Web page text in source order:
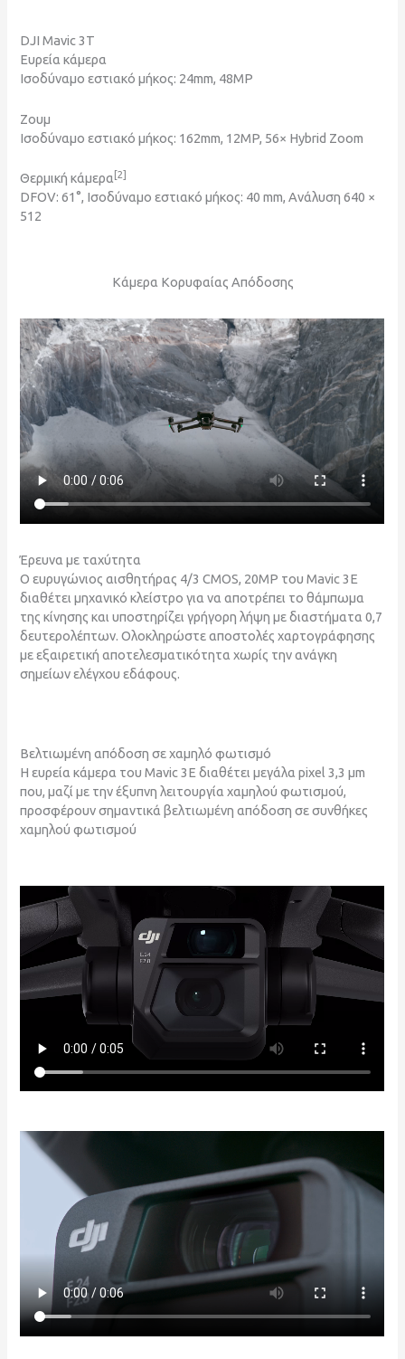
DJI Mavic 3T
Ευρεία κάμερα
Ισοδύναμο εστιακό μήκος: 24mm, 48MP
Ζουμ
Ισοδύναμο εστιακό μήκος: 162mm, 12MP, 56× Hybrid Zoom
Θερμική κάμερα [2]
DFOV: 61°, Ισοδύναμο εστιακό μήκος: 40 mm, Ανάλυση 640 ×
512
Κάμερα Κορυφαίας Απόδοσης
Έρευνα με ταχύτητα
Ο ευρυγώνιος αισθητήρας 4/3 CMOS, 20MP του Mavic 3E
διαθέτει μηχανικό κλείστρο για να αποτρέπει το θάμπωμα
της κίνησης και υποστηρίζει γρήγορη λήψη με διαστήματα 0,7
δευτερολέπτων. Ολοκληρώστε αποστολές χαρτογράφησης
με εξαιρετική αποτελεσματικότητα χωρίς την ανάγκη
σημείων ελέγχου εδάφους.
Βελτιωμένη απόδοση σε χαμηλό φωτισμό
Η ευρεία κάμερα του Mavic 3E διαθέτει μεγάλα pixel 3,3 μm
που, μαζί με την έξυπνη λειτουργία χαμηλού φωτισμού,
προσφέρουν σημαντικά βελτιωμένη απόδοση σε συνθήκες
χαμηλού φωτισμού